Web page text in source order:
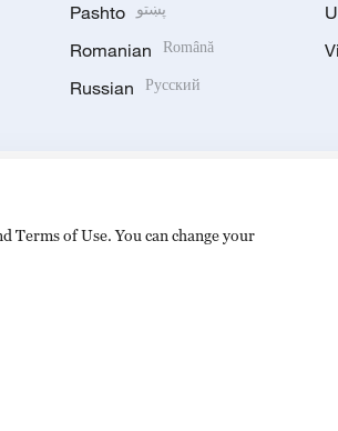
Pashto پښتو
Romanian Română
Russian Русский
Terms of Use. You can change your